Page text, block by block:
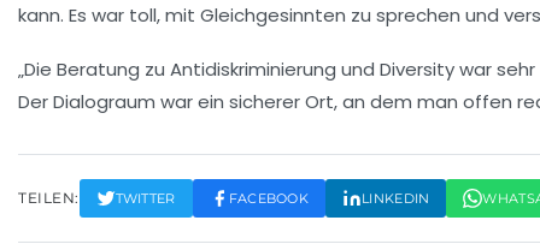
kann. Es war toll, mit Gleichgesinnten zu sprechen und
„Die Beratung zu Antidiskriminierung und Diversity war
Der Dialograum war ein sicherer Ort, an dem man offen
TEILEN: TWITTER FACEBOOK LINKEDIN